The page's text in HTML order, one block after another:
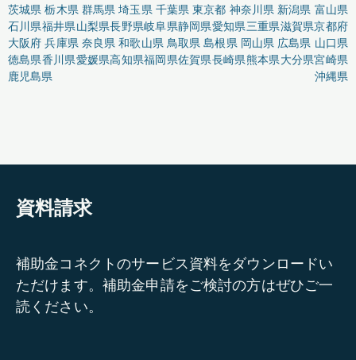
茨城県 栃木県 群馬県 埼玉県 千葉県 東京都 神奈川県 新潟県 富山県
石川県福井県山梨県長野県岐阜県静岡県愛知県三重県滋賀県京都府
大阪府 兵庫県 奈良県 和歌山県 鳥取県 島根県 岡山県 広島県 山口県
徳島県香川県愛媛県高知県福岡県佐賀県長崎県熊本県大分県宮崎県
鹿児島県
沖縄県
資料請求
補助金コネクトのサービス資料をダウンロードい
ただけます。補助金申請をご検討の方はぜひご一
読ください。